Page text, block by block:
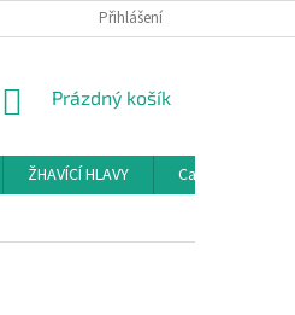
HODNOCENÍ OBCHODU
Přihlášení
NÁKUPNÍ
Prázdný košík
ŽHAVÍCÍ HLAVY
Cartridge a